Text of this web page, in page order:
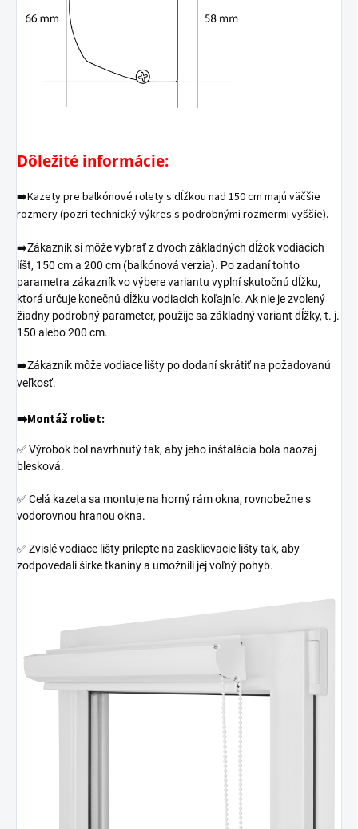
Dôležité informácie:
➡️Kazety pre balkónové rolety s dĺžkou nad 150 cm majú väčšie
rozmery (pozri technický výkres s podrobnými rozmermi vyššie).
➡️Zákazník si môže vybrať z dvoch základných dĺžok vodiacich
líšt, 150 cm a 200 cm (balkónová verzia). Po zadaní tohto
parametra zákazník vo výbere variantu vyplní skutočnú dĺžku,
ktorá určuje konečnú dĺžku vodiacich koľajníc. Ak nie je zvolený
žiadny podrobný parameter, použije sa základný variant dĺžky, t. j.
150 alebo 200 cm.
➡️Zákazník môže vodiace lišty po dodaní skrátiť na požadovanú
veľkosť.
➡️Montáž roliet:
✅ Výrobok bol navrhnutý tak, aby jeho inštalácia bola naozaj
blesková.
✅ Celá kazeta sa montuje na horný rám okna, rovnobežne s
vodorovnou hranou okna.
✅ Zvislé vodiace lišty prilepte na zasklievacie lišty tak, aby
zodpovedali šírke tkaniny a umožnili jej voľný pohyb.